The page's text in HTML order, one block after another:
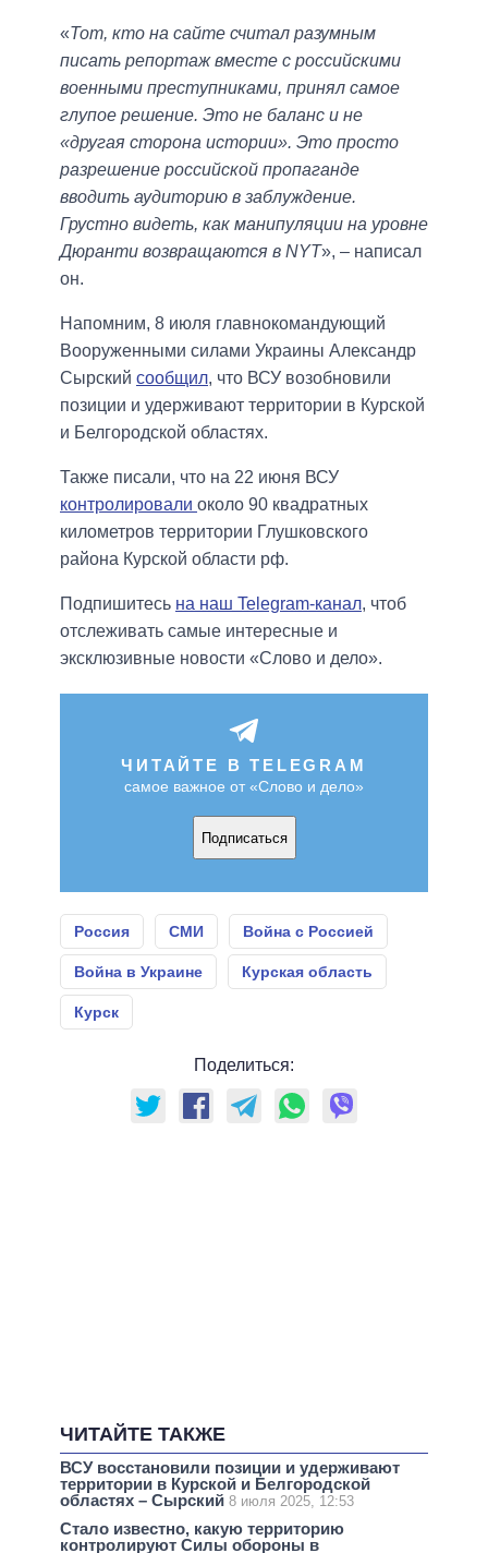
«Тот, кто на сайте считал разумным
писать репортаж вместе с российскими
военными преступниками, принял самое
глупое решение. Это не баланс и не
«другая сторона истории». Это просто
разрешение российской пропаганде
вводить аудиторию в заблуждение.
Грустно видеть, как манипуляции на уровне
Дюранти возвращаются в NYT», – написал
он.
Напомним, 8 июля главнокомандующий
Вооруженными силами Украины Александр
Сырский сообщил, что ВСУ возобновили
позиции и удерживают территории в Курской
и Белгородской областях.
Также писали, что на 22 июня ВСУ
контролировали около 90 квадратных
километров территории Глушковского
района Курской области рф.
Подпишитесь на наш Telegram-канал, чтоб
отслеживать самые интересные и
эксклюзивные новости «Слово и дело».
ЧИТАЙТЕ В TELEGRAM
самое важное от «Слово и дело»
Подписаться
Россия СМИ Война с Россией
Война в Украине Курская область
Курск
Поделиться:
ЧИТАЙТЕ ТАКЖЕ
ВСУ восстановили позиции и удерживают
территории в Курской и Белгородской
областях – Сырский 8 июля 2025, 12:53
Стало известно, какую территорию
контролируют Силы обороны в